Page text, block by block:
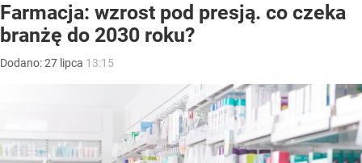
Farmacja: wzrost pod presją. co czeka
branżę do 2030 roku?
Dodano:27 lipca 13:15